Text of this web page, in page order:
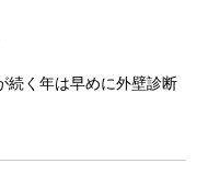
続く年は早めに外壁診断